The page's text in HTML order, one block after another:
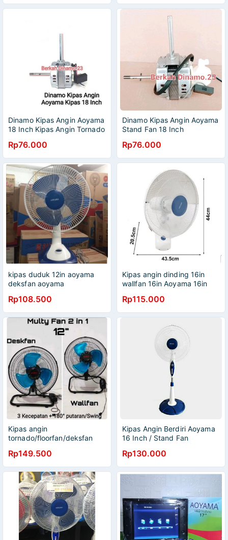
Dinamo Kipas Angin Aoyama
18 Inch Kipas Angin Tornado
Rp76.000
Dinamo Kipas Angin Aoyama
Stand Fan 18 Inch
Rp76.000
kipas duduk 12in aoyama
deksfan aoyama
Rp108.500
Kipas angin dinding 16in
wallfan 16in Aoyama 16in
Rp115.000
Kipas angin
tornado/floorfan/deksfan
Rp149.500
Kipas Angin Berdiri Aoyama
16 Inch / Stand Fan
OJEK ONLINE)
Rp130.000